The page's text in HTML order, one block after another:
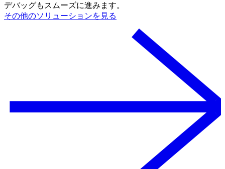
デバッグもスムーズに進みます。
その他のソリューションを見る